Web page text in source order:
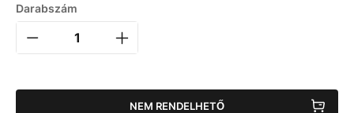
Darabszám
NEM RENDELHETŐ